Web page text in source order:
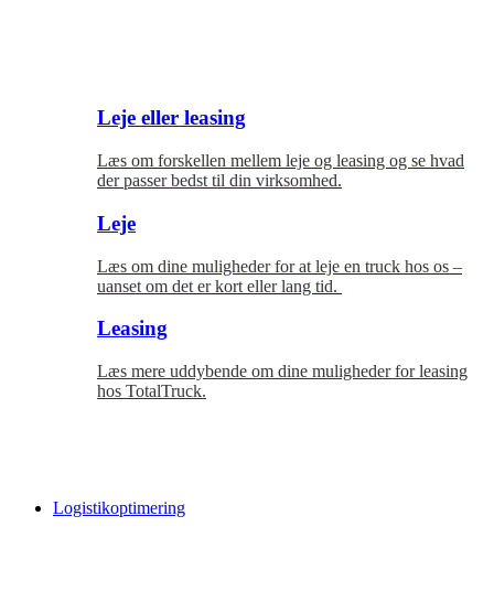
Leje eller leasing
Læs om forskellen mellem leje og leasing og se hvad
der passer bedst til din virksomhed.
Leje
Læs om dine muligheder for at leje en truck hos os –
uanset om det er kort eller lang tid.
Leasing
Læs mere uddybende om dine muligheder for leasing
hos TotalTruck.
Logistikoptimering